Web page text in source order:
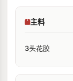
主料
3头花胶